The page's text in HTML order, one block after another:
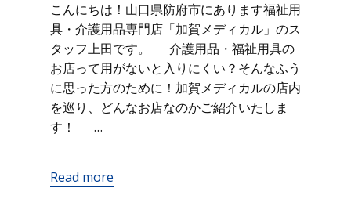
こんにちは！山口県防府市にあります福祉用
具・介護用品専門店「加賀メディカル」のス
タッフ上田です。 介護用品・福祉用具の
お店って用がないと入りにくい？そんなふう
に思った方のために！加賀メディカルの店内
を巡り、どんなお店なのかご紹介いたしま
す！ …
Read more